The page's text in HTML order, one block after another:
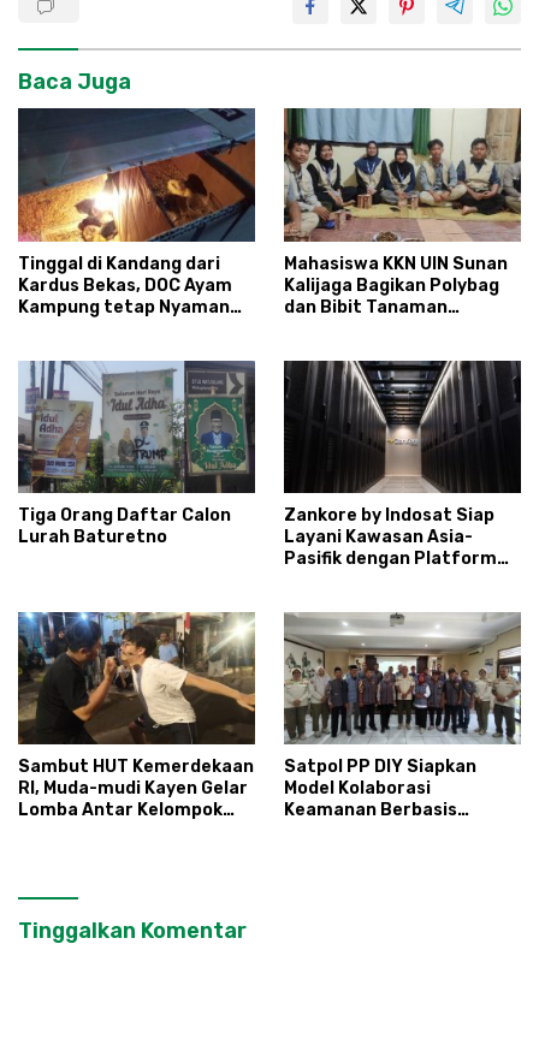
Baca Juga
Tinggal di Kandang dari
Kardus Bekas, DOC Ayam
Kampung tetap Nyaman
Mahasiswa KKN UIN Sunan
Kalijaga Bagikan Polybag
dan Bibit Tanaman
Tiga Orang Daftar Calon
Lurah Baturetno
Zankore by Indosat Siap
Layani Kawasan Asia-
Pasifik dengan Platform
Sambut HUT Kemerdekaan
RI, Muda-mudi Kayen Gelar
Lomba Antar Kelompok
Satpol PP DIY Siapkan
Model Kolaborasi
Keamanan Berbasis
Tinggalkan Komentar